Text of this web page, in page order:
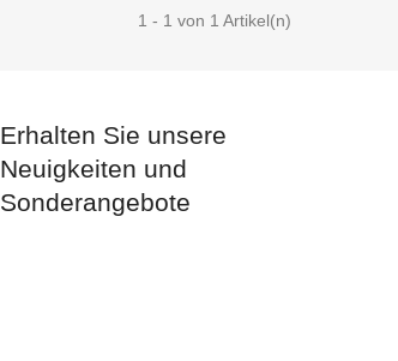
1 - 1 von 1 Artikel(n)
Erhalten Sie unsere
Neuigkeiten und
Sonderangebote